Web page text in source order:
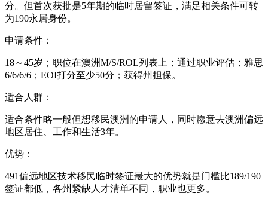
分。但首次获批是5年期的临时居留签证，满足相关条件可转
为190永居身份。
申请条件：
18～45岁；职位在澳洲M/S/ROL列表上；通过职业评估；雅思
6/6/6/6；EOI打分至少50分；获得州担保。
适合人群：
适合条件略一般但想移民澳洲的申请人，同时愿意去澳洲偏远
地区居住、工作和生活3年。
优势：
491偏远地区技术移民临时签证最大的优势就是门槛比189/190
签证都低，各州紧缺人才清单不同，职业也更多。